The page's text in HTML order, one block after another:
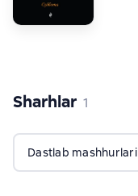
Sharhlar 1 sharh
1
Dastlab mashhurlari